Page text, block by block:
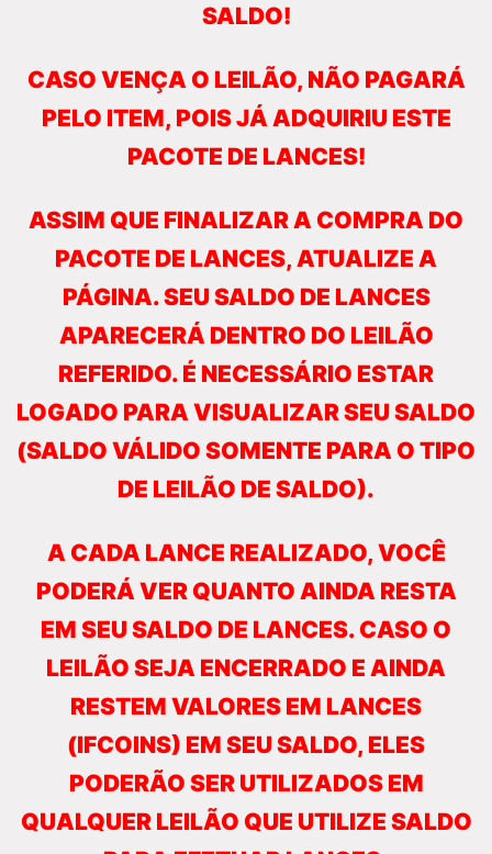
SALDO!
CASO VENÇA O LEILÃO, NÃO PAGARÁ
PELO ITEM, POIS JÁ ADQUIRIU ESTE
PACOTE DE LANCES!
ASSIM QUE FINALIZAR A COMPRA DO
PACOTE DE LANCES, ATUALIZE A
PÁGINA. SEU SALDO DE LANCES
APARECERÁ DENTRO DO LEILÃO
REFERIDO. É NECESSÁRIO ESTAR
LOGADO PARA VISUALIZAR SEU SALDO
(SALDO VÁLIDO SOMENTE PARA O TIPO
DE LEILÃO DE SALDO).
A CADA LANCE REALIZADO, VOCÊ
PODERÁ VER QUANTO AINDA RESTA
EM SEU SALDO DE LANCES. CASO O
LEILÃO SEJA ENCERRADO E AINDA
RESTEM VALORES EM LANCES
(IFCOINS) EM SEU SALDO, ELES
PODERÃO SER UTILIZADOS EM
QUALQUER LEILÃO QUE UTILIZE SALDO